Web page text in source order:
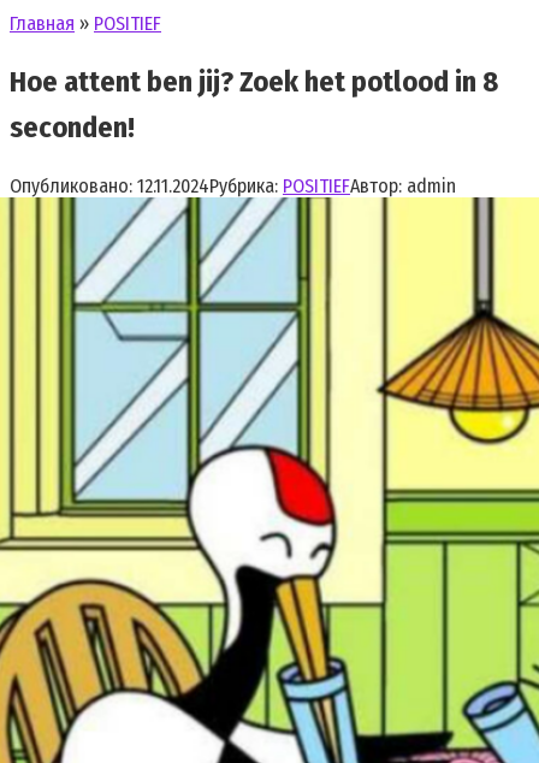
Главная » POSITIEF
Hoe attent ben jij? Zoek het potlood in 8
seconden!
Опубликовано: 12.11.2024Рубрика: POSITIEFАвтор: admin